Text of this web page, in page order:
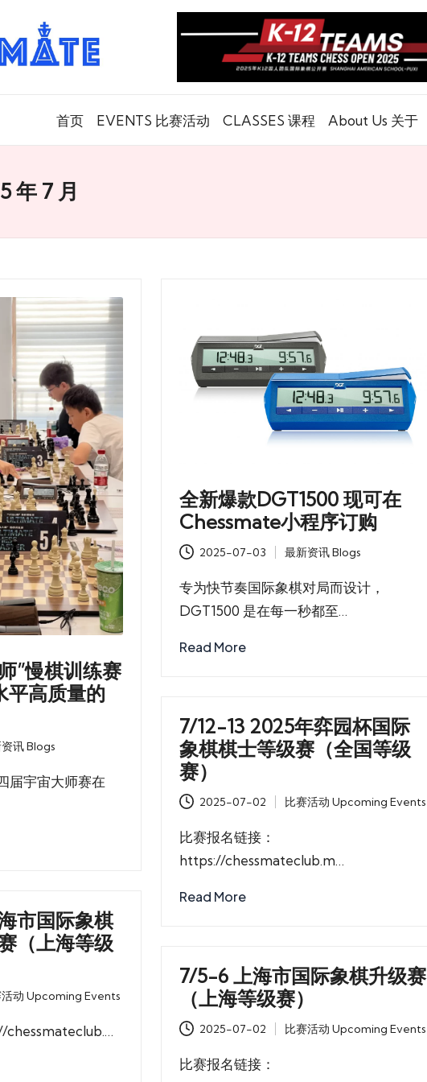
首页 EVENTS 比赛活动 CLASSES 课程 About Us 关于
年 7 月
”慢棋训练赛
平高质量的
讯 Blogs
届宇宙大师赛在
全新爆款DGT1500 现可在
Chessmate小程序订购
2025-07-03
Posted
in
最新资讯 Blogs
专为快节奏国际象棋对局而设计，
DGT1500 是在每一秒都至…
Read More
7/12-13 2025年弈园杯国际
象棋棋士等级赛（全国等级
赛）
2025-07-02
Posted
比赛活动 Upcoming Events
比赛报名链接：
https://chessmateclub.m…
Read More
市国际象棋
（上海等级
活动 Upcoming Events
chessmateclub.…
7/5-6 上海市国际象棋升级赛
（上海等级赛）
2025-07-02
Posted
比赛活动 Upcoming Events
比赛报名链接：